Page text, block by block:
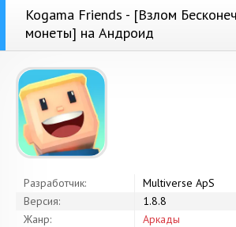
Kogama Friends - [Взлом
монеты] на Андроид
Разработчик:
Multiverse ApS
Версия:
1.8.8
Жанр:
Аркады